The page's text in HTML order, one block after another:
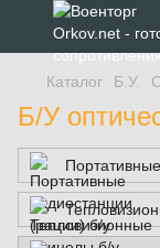
Каталог Б.У.
Б/У